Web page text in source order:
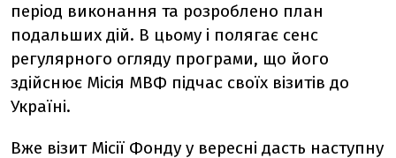
період виконання та розроблено план
подальших дій. В цьому і полягає сенс
регулярного огляду програми, що його
здійснює Місія МВФ підчас своїх візитів до
Україні.
Вже візит Місії Фонду у вересні дасть наступну